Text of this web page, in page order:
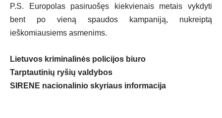
P.S. Europolas pasiruošęs kiekvienais metais vykdyti
bent po vieną spaudos kampaniją, nukreiptą
ieškomiausiems asmenims.
Lietuvos kriminalinės policijos biuro
Tarptautinių ryšių valdybos
SIRENE nacionalinio skyriaus informacija